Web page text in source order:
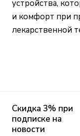
устройства,
и комфорт при
лекарственной
Скидка 3% при
подписке на
новости